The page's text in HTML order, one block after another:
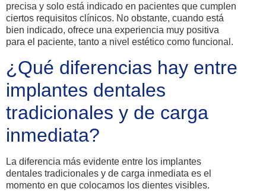
precisa y solo está indicado en pacientes que cumplen
ciertos requisitos clínicos. No obstante, cuando está
bien indicado, ofrece una experiencia muy positiva
para el paciente, tanto a nivel estético como funcional.
¿Qué diferencias hay entre
implantes dentales
tradicionales y de carga
inmediata?
La diferencia más evidente entre los implantes
dentales tradicionales y de carga inmediata es el
momento en que colocamos los dientes visibles.